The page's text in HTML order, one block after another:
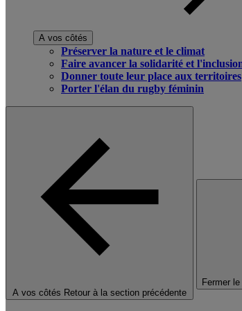
A vos côtés
Préserver la nature et le climat
Faire avancer la solidarité et
Donner toute leur place aux territoires
Porter l'élan du rugby féminin
A vos côtés Retour à la section précédente
Fermer